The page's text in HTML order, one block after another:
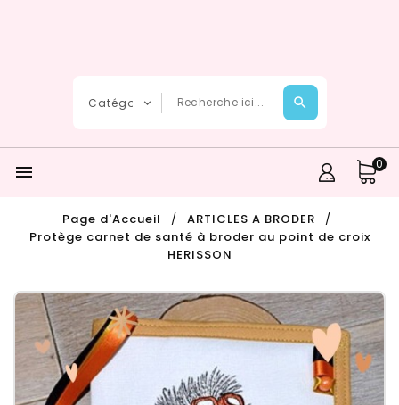
 0
Page d'Accueil
ARTICLES A BRODER
Protège carnet de santé à broder au point de croix
HERISSON